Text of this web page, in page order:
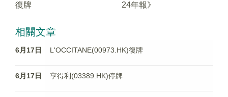
復牌
24年報》
相關文章
6月17日 L'OCCITANE(00973.HK)復牌
6月17日 亨得利(03389.HK)停牌